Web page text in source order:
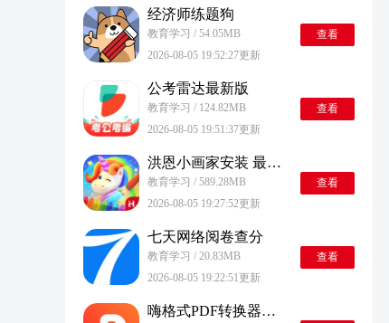
经济师练题狗
教育学习 / 54.05MB
2026-08-05 19:52:27更新
查看
公考雷达最新版
教育学习 / 124.82MB
2026-08-05 19:51:37更新
查看
洪恩小画家安装 最新版
教育学习 / 589.28MB
2026-08-05 19:27:52更新
查看
七天网络阅卷查分
教育学习 / 20.83MB
2026-08-05 19:22:51更新
查看
嗨格式PDF转换器手机版